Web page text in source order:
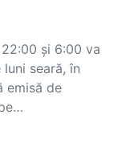
şi 6:00 va
seară, în
emisă de